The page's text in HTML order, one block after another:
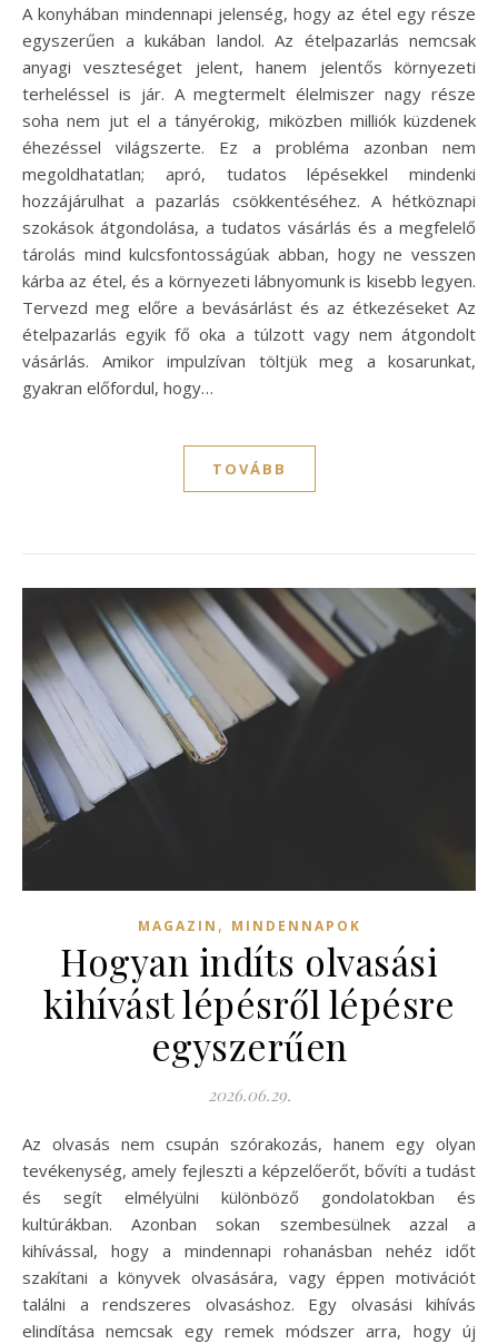
A konyhában mindennapi jelenség, hogy az étel egy része
egyszerűen a kukában landol. Az ételpazarlás nemcsak
anyagi veszteséget jelent, hanem jelentős környezeti
terheléssel is jár. A megtermelt élelmiszer nagy része
soha nem jut el a tányérokig, miközben milliók küzdenek
éhezéssel világszerte. Ez a probléma azonban nem
megoldhatatlan; apró, tudatos lépésekkel mindenki
hozzájárulhat a pazarlás csökkentéséhez. A hétköznapi
szokások átgondolása, a tudatos vásárlás és a megfelelő
tárolás mind kulcsfontosságúak abban, hogy ne vesszen
kárba az étel, és a környezeti lábnyomunk is kisebb legyen.
Tervezd meg előre a bevásárlást és az étkezéseket Az
ételpazarlás egyik fő oka a túlzott vagy nem átgondolt
vásárlás. Amikor impulzívan töltjük meg a kosarunkat,
gyakran előfordul, hogy…
TOVÁBB
MAGAZIN , MINDENNAPOK
Hogyan indíts olvasási
kihívást lépésről lépésre
egyszerűen
2026.06.29.
Az olvasás nem csupán szórakozás, hanem egy olyan
tevékenység, amely fejleszti a képzelőerőt, bővíti a tudást
és segít elmélyülni különböző gondolatokban és
kultúrákban. Azonban sokan szembesülnek azzal a
kihívással, hogy a mindennapi rohanásban nehéz időt
szakítani a könyvek olvasására, vagy éppen motivációt
találni a rendszeres olvasáshoz. Egy olvasási kihívás
elindítása nemcsak egy remek módszer arra, hogy új